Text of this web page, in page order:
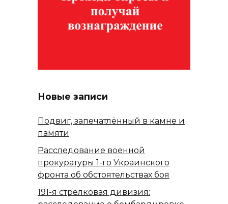
Новые записи
Подвиг, запечатлённый в камне и
памяти
Расследование военной
прокуратуры 1-го Украинского
фронта об обстоятельствах боя
191-я стрелковая дивизия: